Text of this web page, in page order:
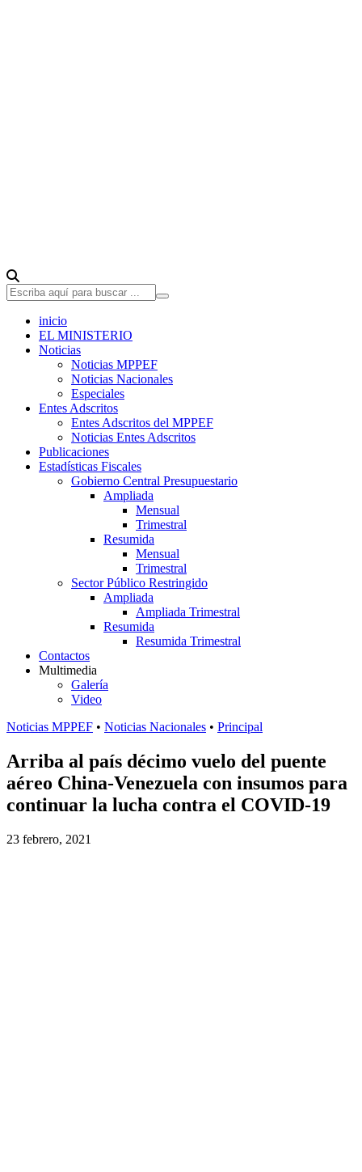
inicio
EL MINISTERIO
Noticias
Noticias MPPEF
Noticias Nacionales
Especiales
Entes Adscritos
Entes Adscritos del MPPEF
Noticias Entes Adscritos
Publicaciones
Estadísticas Fiscales
Gobierno Central Presupuestario
Ampliada
Mensual
Trimestral
Resumida
Mensual
Trimestral
Sector Público Restringido
Ampliada
Ampliada Trimestral
Resumida
Resumida Trimestral
Contactos
Multimedia
Galería
Video
Noticias MPPEF • Noticias Nacionales • Principal
Arriba al país décimo vuelo del puente
aéreo China-Venezuela con insumos para
continuar la lucha contra el COVID-19
23 febrero, 2021